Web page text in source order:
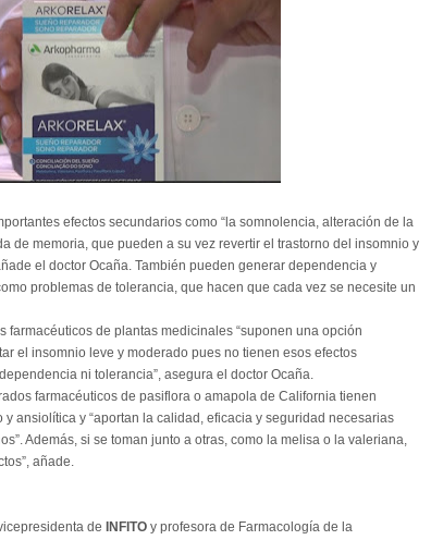
efectos secundarios como “la somnolencia, alteración de la
de memoria, que pueden a su vez revertir el trastorno del insomnio y
el doctor Ocaña. También pueden generar dependencia y
problemas de tolerancia, que hacen que cada vez se necesite un
farmacéuticos de plantas medicinales “suponen una opción
el insomnio leve y moderado pues no tienen esos efectos
ni tolerancia”, asegura el doctor Ocaña.
farmacéuticos de pasiflora o amapola de California tienen
ansiolítica y “aportan la calidad, eficacia y seguridad necesarias
Además, si se toman junto a otras, como la melisa o la valeriana,
añade.
de
INFITO y profesora de Farmacología de la